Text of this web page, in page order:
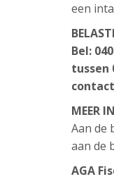
een
Bel:
tussen
MEER
Aan de
aan de
AGA